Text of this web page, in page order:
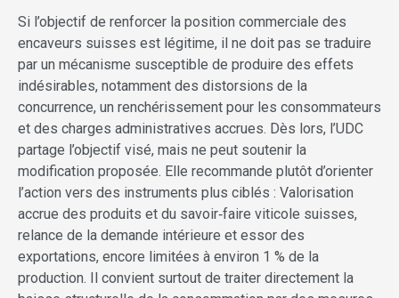
Si l’objectif de renforcer la position commerciale des
encaveurs suisses est légitime, il ne doit pas se traduire
par un mécanisme susceptible de produire des effets
indésirables, notamment des distorsions de la
concurrence, un renchérissement pour les consommateurs
et des charges administratives accrues. Dès lors, l’UDC
partage l’objectif visé, mais ne peut soutenir la
modification proposée. Elle recommande plutôt d’orienter
l’action vers des instruments plus ciblés : Valorisation
accrue des produits et du savoir‑faire viticole suisses,
relance de la demande intérieure et essor des
exportations, encore limitées à environ 1 % de la
production. Il convient surtout de traiter directement la